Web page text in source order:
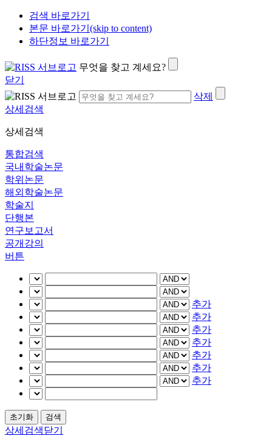
검색 바로가기
본문 바로가기(skip to content)
하단정보 바로가기
무엇을 찾고 계세요?
닫기
삭제
상세검색
상세검색
통합검색
국내학술논문
학위논문
해외학술논문
학술지
단행본
연구보고서
공개강의
버튼
추가
추가
추가
추가
추가
추가
추가
상세검색닫기